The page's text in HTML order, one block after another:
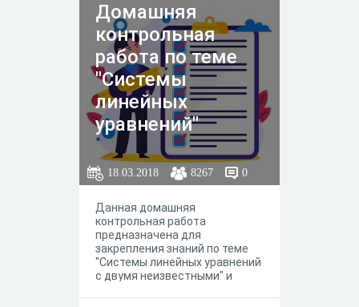
Домашняя
контрольная
работа по теме
"Системы
линейных
уравнений"
18.03.2018 8267 0
Данная домашняя
контрольная работа
предназначена для
закрепления знаний по теме
"Системы линейных уравнений
с двумя неизвестными" и